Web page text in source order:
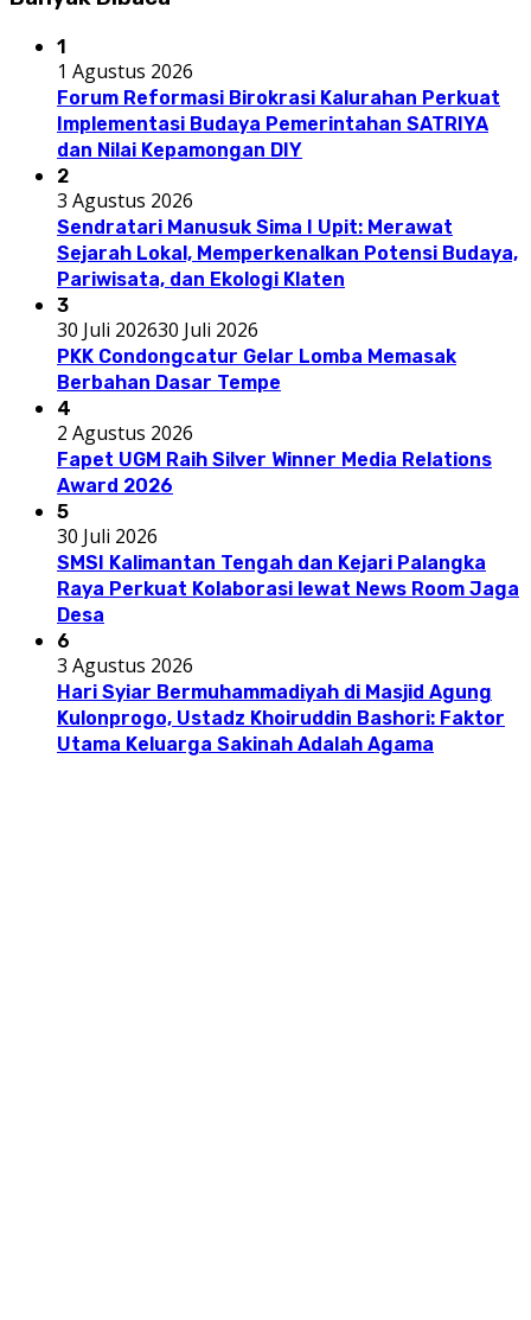
1
1 Agustus 2026
Forum Reformasi Birokrasi Kalurahan Perkuat
Implementasi Budaya Pemerintahan SATRIYA
dan Nilai Kepamongan DIY
2
3 Agustus 2026
Sendratari Manusuk Sima I Upit: Merawat
Sejarah Lokal, Memperkenalkan Potensi Budaya,
Pariwisata, dan Ekologi Klaten
3
30 Juli 202630 Juli 2026
PKK Condongcatur Gelar Lomba Memasak
Berbahan Dasar Tempe
4
2 Agustus 2026
Fapet UGM Raih Silver Winner Media Relations
Award 2026
5
30 Juli 2026
SMSI Kalimantan Tengah dan Kejari Palangka
Raya Perkuat Kolaborasi lewat News Room Jaga
Desa
6
3 Agustus 2026
Hari Syiar Bermuhammadiyah di Masjid Agung
Kulonprogo, Ustadz Khoiruddin Bashori: Faktor
Utama Keluarga Sakinah Adalah Agama